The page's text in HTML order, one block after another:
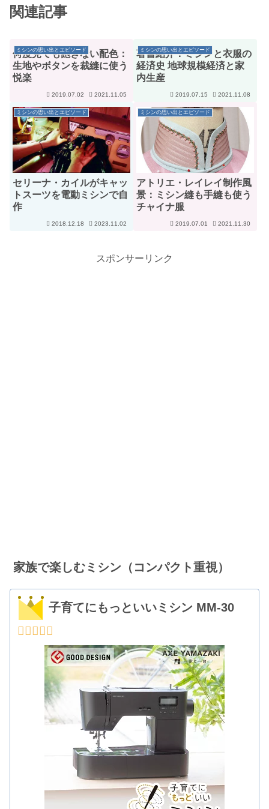
関連記事
ミシンの思い出とエピソード
何度見ても飽きない配色：
生地やボタンを裁縫に使う
悦楽
2019.07.02 2021.11.05
ミシンの思い出とエピソード
著書紹介：ミシンと衣服の
経済史 地球規模経済と家
内生産
2019.07.15 2021.11.08
ミシンの思い出とエピソード
セリーナ・カイルがキャッ
トスーツを電動ミシンで自
作
2018.12.18 2023.11.02
ミシンの思い出とエピソード
アトリエ・レイレイ制作風
景：ミシン縫も手縫も使う
チャイナ服
2019.07.01 2021.11.30
スポンサーリンク
家族で楽しむミシン（コンパクト重視）
子育てにもっといいミシン MM-30